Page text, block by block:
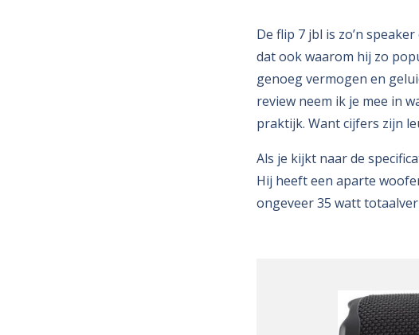
De flip 7 jbl is zo’n
dat ook waarom hij zo
genoeg vermogen en
review neem ik je mee in
praktijk. Want cijfers zijn
Als je kijkt naar de
Hij heeft een aparte
ongeveer 35 watt